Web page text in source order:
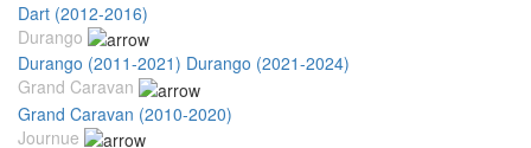
Dart (2012-2016)
Durango
Durango (2011-2021) Durango (2021-2024)
Grand Caravan
Grand Caravan (2010-2020)
Journue